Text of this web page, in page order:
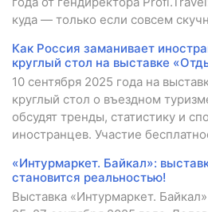
куда — только если совсем
Как Россия заманивает
круглый стол на выставке
10 сентября 2025 года на
круглый стол о въездном
обсудят тренды, статистику и
иностранцев. Участие
«Интурмаркет. Байкал»:
становится реальностью!
Выставка «Интурмаркет.